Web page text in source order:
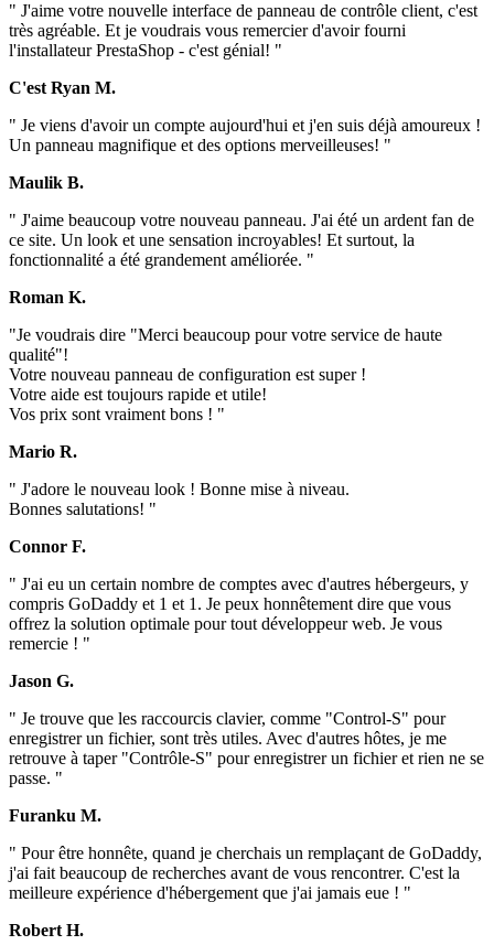
" J'aime votre nouvelle interface de panneau de contrôle client, c'est
très agréable. Et je voudrais vous remercier d'avoir fourni
l'installateur PrestaShop - c'est génial! "
C'est Ryan M.
" Je viens d'avoir un compte aujourd'hui et j'en suis déjà amoureux !
Un panneau magnifique et des options merveilleuses! "
Maulik B.
" J'aime beaucoup votre nouveau panneau. J'ai été un ardent fan de
ce site. Un look et une sensation incroyables! Et surtout, la
fonctionnalité a été grandement améliorée. "
Roman K.
"Je voudrais dire "Merci beaucoup pour votre service de haute
qualité"!
Votre nouveau panneau de configuration est super !
Votre aide est toujours rapide et utile!
Vos prix sont vraiment bons ! "
Mario R.
" J'adore le nouveau look ! Bonne mise à niveau.
Bonnes salutations! "
Connor F.
" J'ai eu un certain nombre de comptes avec d'autres hébergeurs, y
compris GoDaddy et 1 et 1. Je peux honnêtement dire que vous
offrez la solution optimale pour tout développeur web. Je vous
remercie ! "
Jason G.
" Je trouve que les raccourcis clavier, comme "Control-S" pour
enregistrer un fichier, sont très utiles. Avec d'autres hôtes, je me
retrouve à taper "Contrôle-S" pour enregistrer un fichier et rien ne se
passe. "
Furanku M.
" Pour être honnête, quand je cherchais un remplaçant de GoDaddy,
j'ai fait beaucoup de recherches avant de vous rencontrer. C'est la
meilleure expérience d'hébergement que j'ai jamais eue ! "
Robert H.